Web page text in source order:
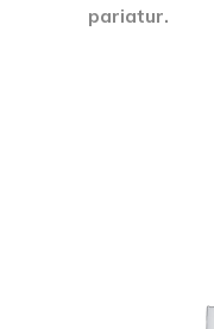
pariatur.